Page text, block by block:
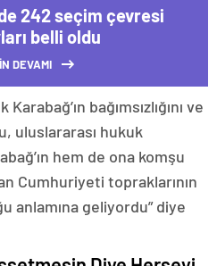
242 seçim çevresi
belli oldu
DEVAMI
Karabağ’ın bağımsızlığını ve
uluslararası hukuk
hem de ona komşu
Cumhuriyeti topraklarının
anlamına geliyordu” diye